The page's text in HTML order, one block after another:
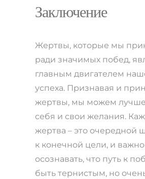
Заключение
Жертвы, которые мы
ради значимых побед,
главным двигателем
успеха. Признавая и
жертвы, мы можем
себя и свои желания.
жертва – это очередной
к конечной цели, и важно
осознавать, что путь к
быть тернистым, но